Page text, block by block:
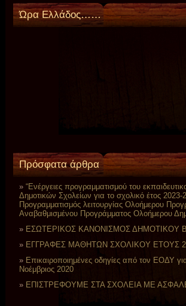
Ώρα Ελλάδος……
Πρόσφατα άρθρα
“Ενέργειες προγραμματισμού του
Δημοτικών Σχολείων για το σχολικό έτος 2023-
Προγραμματισμός λειτουργίας Ολοήμερου
Αναβαθμισμένου Προγράμματος Ολοήμερου
EΣΩΤΕΡΙΚΟΣ ΚΑΝΟΝΙΣΜΟΣ ΔΗΜΟΤΙΚΟΥ
ΕΓΓΡΑΦΕΣ ΜΑΘΗΤΩΝ ΣΧΟΛΙΚΟΥ ΕΤΟΥΣ
Επικαιροποιημένες οδηγίες από τον ΕΟΔΥ για
Νοέμβριος 2020
ΕΠΙΣΤΡΕΦΟΥΜΕ ΣΤΑ ΣΧΟΛΕΙΑ ΜΕ